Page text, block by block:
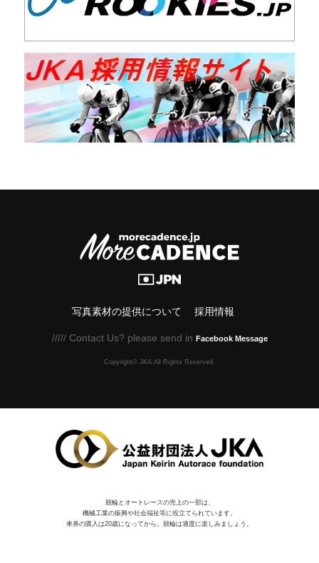
写真素材の提供について 採用情報
///// Contact Us? please send in Facebook Message
Copyright© JKA.All Rights Reserved.
競輪とオートレースの売上の一部は、
機械⼯業の振興や社会福祉等に役⽴てられています。
車券の購入は20歳になってから。競輪は適度に楽しみましょう。